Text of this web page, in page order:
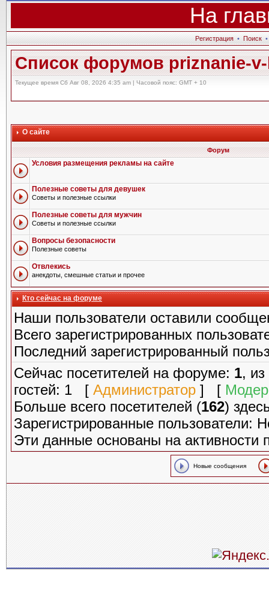
На
Регистрация • Поиск •
Список форумов priznanie-
Текущее время Сб Авг 08, 2026 4:35 am | Часовой пояс: GMT + 10
О сайте
Форум
Условия размещения рекламы на сайте
Полезные советы для девушек
Советы и полезные ссылки
Полезные советы для мужчин
Советы и полезные ссылки
Вопросы безопасности
Полезные советы
Отвлекись
анекдоты, смешные статьи и прочее
Кто сейчас на форуме
Наши пользователи оставили
Всего зарегистрированных
Последний зарегистрированный
Сейчас посетителей на форуме: 1,
гостей: 1 [ Администратор ] [
Больше всего посетителей (162)
Зарегистрированные пользователи:
Эти данные основаны на активности
Новые сообщения